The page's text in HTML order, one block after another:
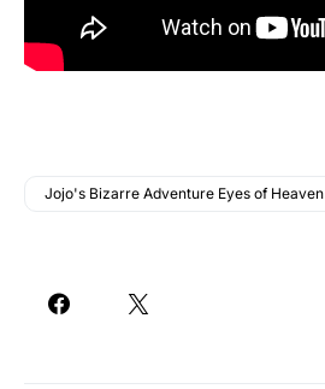
Jojo's Bizarre Adventure Eyes of Heaven